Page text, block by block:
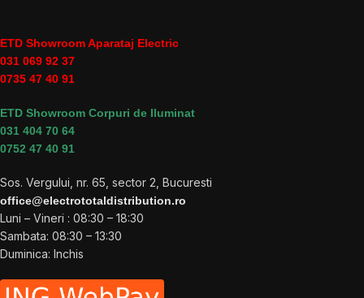
ETD Showroom Aparataj Electric
031 069 92 37
0735 47 40 91
ETD Showroom Corpuri de Iluminat
031 404 70 64
0752 47 40 91
Sos. Vergului, nr. 65, sector 2, Bucuresti
office@electrototaldistribution.ro
Luni – Vineri : 08:30 – 18:30
Sambata: 08:30 – 13:30
Duminica: Inchis